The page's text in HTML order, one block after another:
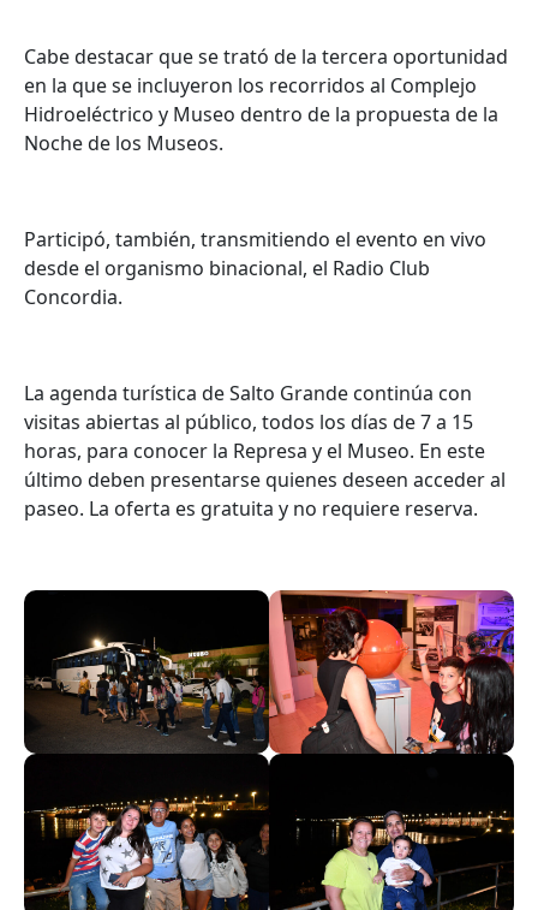
Cabe destacar que se trató de la tercera oportunidad
en la que se incluyeron los recorridos al Complejo
Hidroeléctrico y Museo dentro de la propuesta de la
Noche de los Museos.
Participó, también, transmitiendo el evento en vivo
desde el organismo binacional, el Radio Club
Concordia.
La agenda turística de Salto Grande continúa con
visitas abiertas al público, todos los días de 7 a 15
horas, para conocer la Represa y el Museo. En este
último deben presentarse quienes deseen acceder al
paseo. La oferta es gratuita y no requiere reserva.